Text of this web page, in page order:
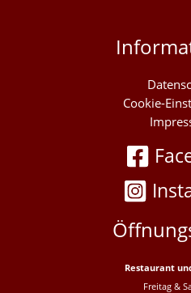
Cookie-
Restaurant
Freitag &